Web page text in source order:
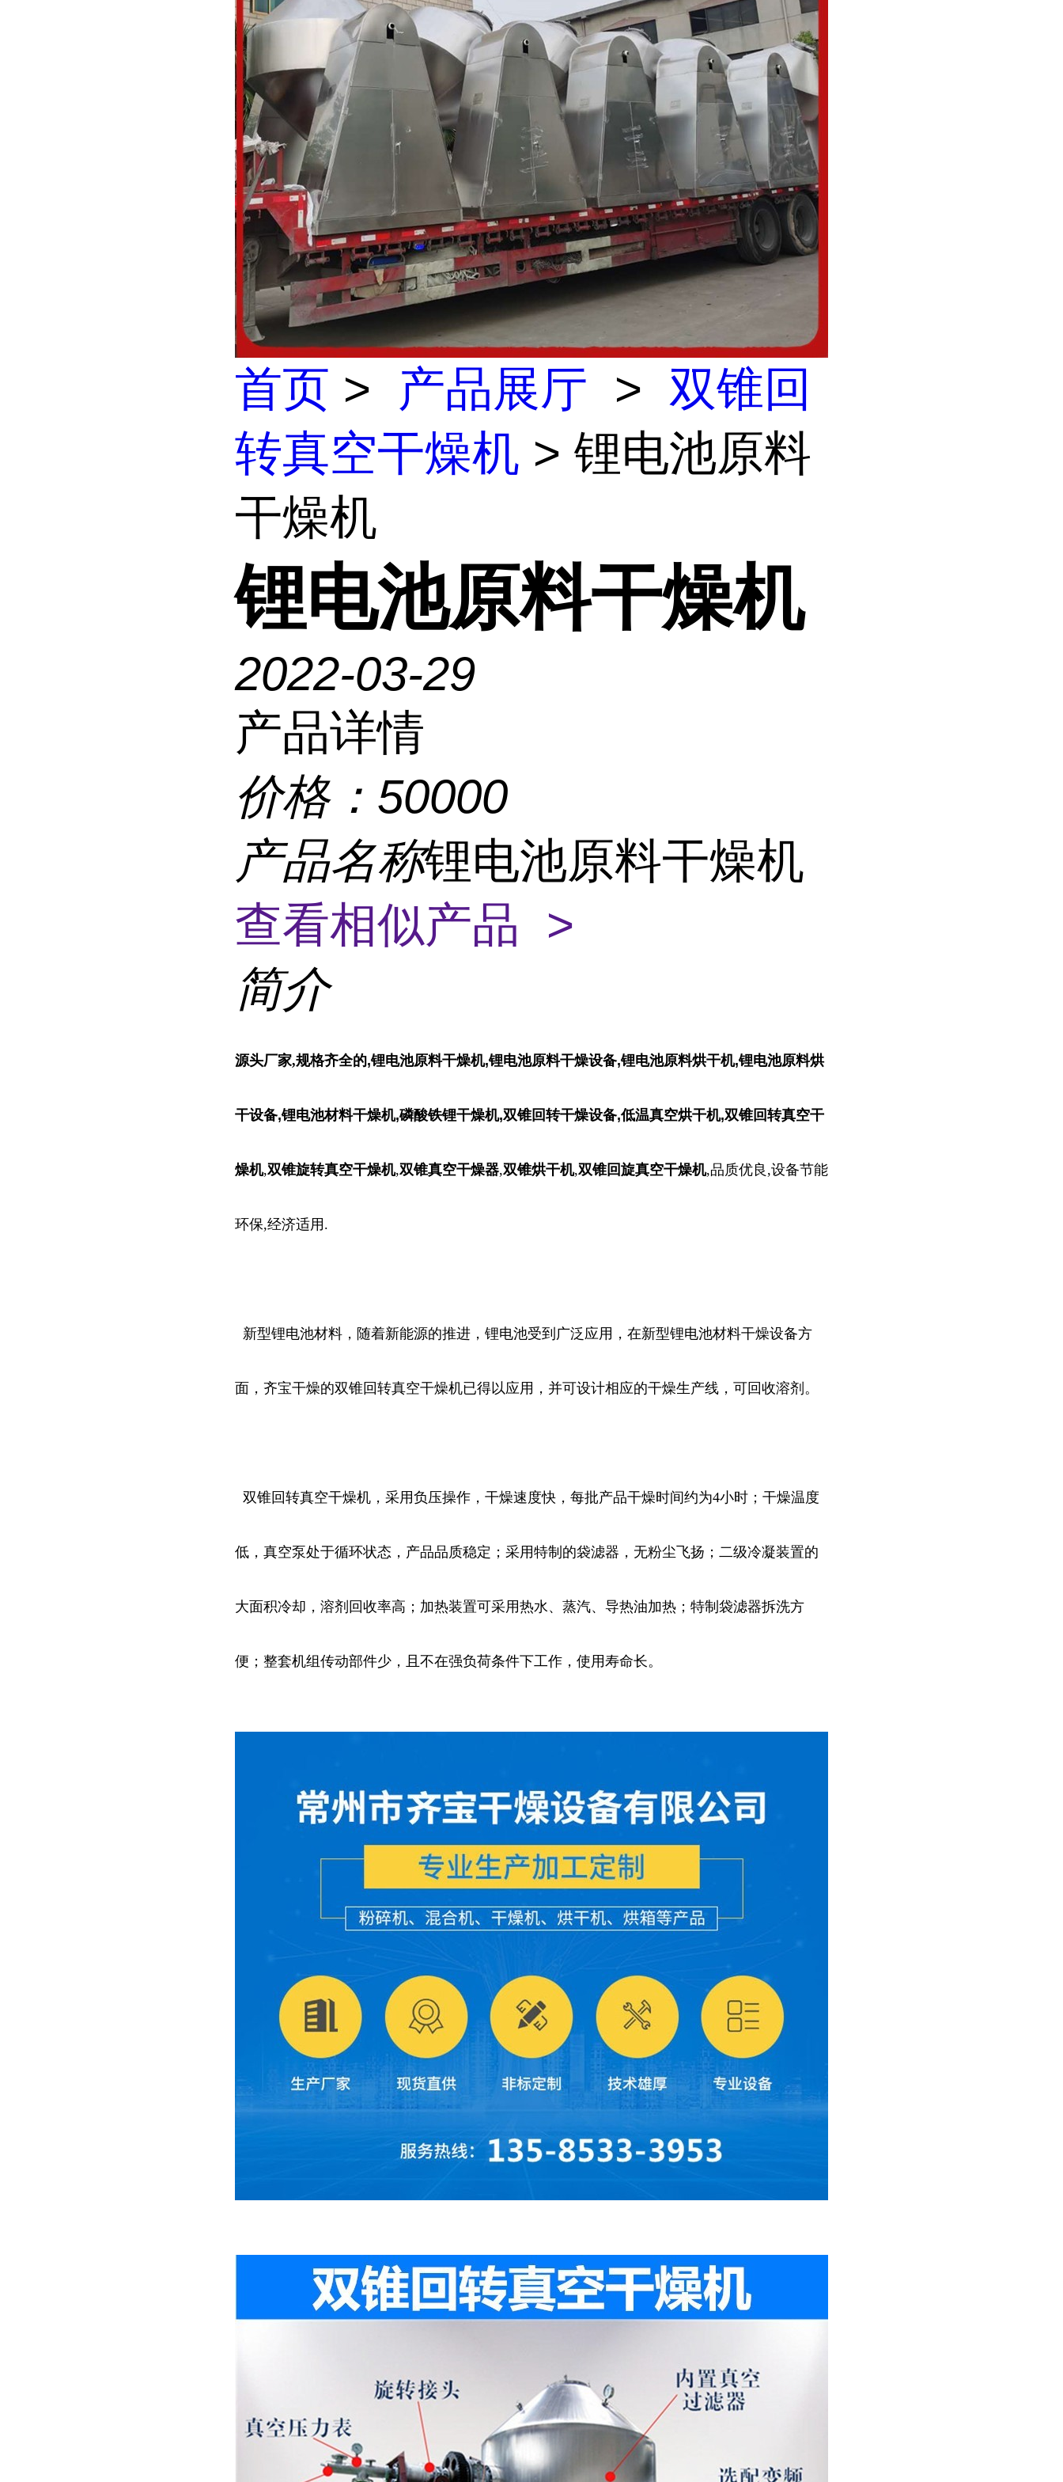
首页 > 产品展厅 > 双锥回
转真空干燥机 > 锂电池原料
干燥机
锂电池原料干燥机
2022-03-29
产品详情
价格： 50000
产品名称锂电池原料干燥机
查看相似产品 >
简介
源头厂家,规格齐全的,锂电池原料干燥机,锂电池原料干燥设备,锂电池原料烘干机,锂电池原料烘
干设备,锂电池材料干燥机,磷酸铁锂干燥机,双锥回转干燥设备,低温真空烘干机,双锥回转真空干
燥机,双锥旋转真空干燥机,双锥真空干燥器,双锥烘干机,双锥回旋真空干燥机,品质优良,设备节能
环保,经济适用.
新型锂电池材料，随着新能源的推进，锂电池受到广泛应用，在新型锂电池材料干燥设备方
面，齐宝干燥的双锥回转真空干燥机已得以应用，并可设计相应的干燥生产线，可回收溶剂。
双锥回转真空干燥机，采用负压操作，干燥速度快，每批产品干燥时间约为4小时；干燥温度
低，真空泵处于循环状态，产品品质稳定；采用特制的袋滤器，无粉尘飞扬；二级冷凝装置的
大面积冷却，溶剂回收率高；加热装置可采用热水、蒸汽、导热油加热；特制袋滤器拆洗方
便；整套机组传动部件少，且不在强负荷条件下工作，使用寿命长。